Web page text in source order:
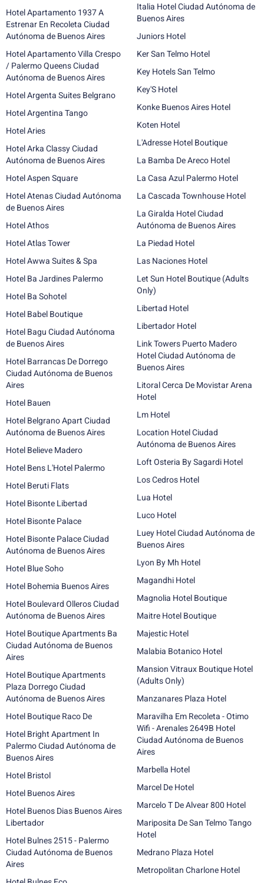
Hotel Apartamento 1937 A
Estrenar En Recoleta Ciudad
Autónoma de Buenos Aires
Hotel Apartamento Villa Crespo
/ Palermo Queens Ciudad
Autónoma de Buenos Aires
Hotel Argenta Suites Belgrano
Hotel Argentina Tango
Hotel Aries
Hotel Arka Classy Ciudad
Autónoma de Buenos Aires
Hotel Aspen Square
Hotel Atenas Ciudad Autónoma
de Buenos Aires
Hotel Athos
Hotel Atlas Tower
Hotel Awwa Suites & Spa
Hotel Ba Jardines Palermo
Hotel Ba Sohotel
Hotel Babel Boutique
Hotel Bagu Ciudad Autónoma
de Buenos Aires
Hotel Barrancas De Dorrego
Ciudad Autónoma de Buenos
Aires
Hotel Bauen
Hotel Belgrano Apart Ciudad
Autónoma de Buenos Aires
Hotel Believe Madero
Hotel Bens L'Hotel Palermo
Hotel Beruti Flats
Hotel Bisonte Libertad
Hotel Bisonte Palace
Hotel Bisonte Palace Ciudad
Autónoma de Buenos Aires
Hotel Blue Soho
Hotel Bohemia Buenos Aires
Hotel Boulevard Olleros Ciudad
Autónoma de Buenos Aires
Hotel Boutique Apartments Ba
Ciudad Autónoma de Buenos
Aires
Hotel Boutique Apartments
Plaza Dorrego Ciudad
Autónoma de Buenos Aires
Hotel Boutique Raco De
Hotel Bright Apartment In
Palermo Ciudad Autónoma de
Buenos Aires
Hotel Bristol
Hotel Buenos Aires
Hotel Buenos Dias Buenos Aires
Libertador
Hotel Bulnes 2515 - Palermo
Ciudad Autónoma de Buenos
Aires
Italia Hotel Ciudad Autónoma de
Buenos Aires
Juniors Hotel
Ker San Telmo Hotel
Key Hotels San Telmo
Key'S Hotel
Konke Buenos Aires Hotel
Koten Hotel
L'Adresse Hotel Boutique
La Bamba De Areco Hotel
La Casa Azul Palermo Hotel
La Cascada Townhouse Hotel
La Giralda Hotel Ciudad
Autónoma de Buenos Aires
La Piedad Hotel
Las Naciones Hotel
Let Sun Hotel Boutique (Adults
Only)
Libertad Hotel
Libertador Hotel
Link Towers Puerto Madero
Hotel Ciudad Autónoma de
Buenos Aires
Litoral Cerca De Movistar Arena
Hotel
Lm Hotel
Location Hotel Ciudad
Autónoma de Buenos Aires
Loft Osteria By Sagardi Hotel
Los Cedros Hotel
Lua Hotel
Luco Hotel
Luey Hotel Ciudad Autónoma de
Buenos Aires
Lyon By Mh Hotel
Magandhi Hotel
Magnolia Hotel Boutique
Maitre Hotel Boutique
Majestic Hotel
Malabia Botanico Hotel
Mansion Vitraux Boutique Hotel
(Adults Only)
Manzanares Plaza Hotel
Maravilha Em Recoleta - Otimo
Wifi - Arenales 2649B Hotel
Ciudad Autónoma de Buenos
Aires
Marbella Hotel
Marcel De Hotel
Marcelo T De Alvear 800 Hotel
Mariposita De San Telmo Tango
Hotel
Medrano Plaza Hotel
Metropolitan Charlone Hotel